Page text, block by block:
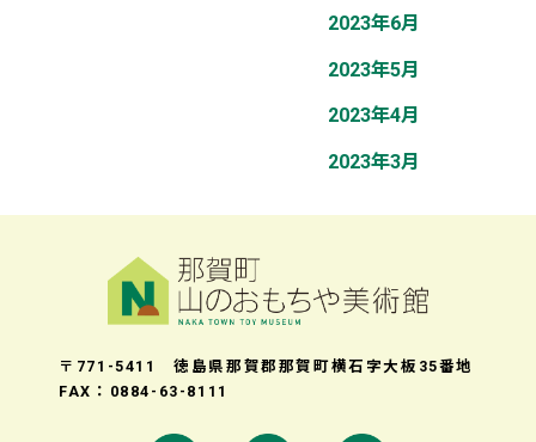
2023年6月
2023年5月
2023年4月
2023年3月
〒771-5411 徳島県那賀郡那賀町横石字大板35番地
FAX：0884-63-8111